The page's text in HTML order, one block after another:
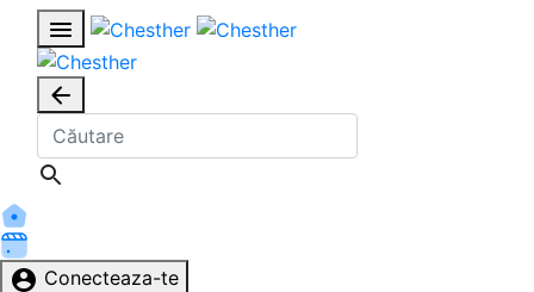
Conecteaza-te